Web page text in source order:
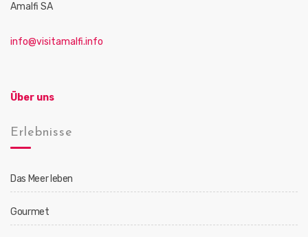
Amalfi SA
info@visitamalfi.info
Über uns
Erlebnisse
Das Meer leben
Gourmet